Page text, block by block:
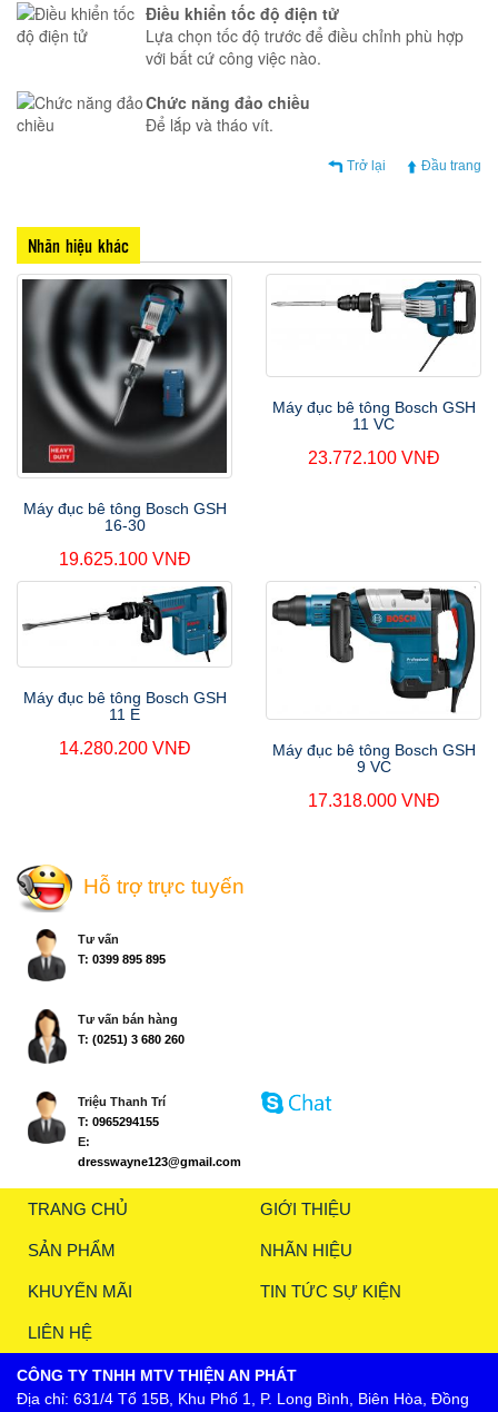
Điều khiển tốc độ điện tử
Lựa chọn tốc độ trước để điều chỉnh phù hợp
với bất cứ công việc nào.
Chức năng đảo chiều
Để lắp và tháo vít.
Trở lại Đầu trang
Nhãn hiệu khác
Máy đục bê tông Bosch GSH
16-30
19.625.100 VNĐ
Máy đục bê tông Bosch GSH
11 VC
23.772.100 VNĐ
Máy đục bê tông Bosch GSH
11 E
14.280.200 VNĐ
Máy đục bê tông Bosch GSH
9 VC
17.318.000 VNĐ
Hỗ trợ trực tuyến
Tư vấn
T: 0399 895 895
Tư vấn bán hàng
T: (0251) 3 680 260
Triệu Thanh Trí
T: 0965294155
E:
dresswayne123@gmail.com
TRANG CHỦ GIỚI THIỆU
SẢN PHẨM NHÃN HIỆU
KHUYẾN MÃI TIN TỨC SỰ KIỆN
LIÊN HỆ
CÔNG TY TNHH MTV THIỆN AN PHÁT
Địa chỉ: 631/4 Tổ 15B, Khu Phố 1, P. Long Bình, Biên Hòa, Đồng